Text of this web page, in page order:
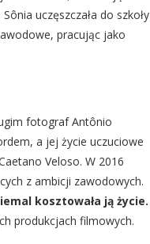
uczęszczała do szkoły
pracując jako
fotograf Antônio
a jej życie uczuciowe
Veloso. W 2016
z ambicji zawodowych.
kosztowała ją życie.
produkcjach filmowych.